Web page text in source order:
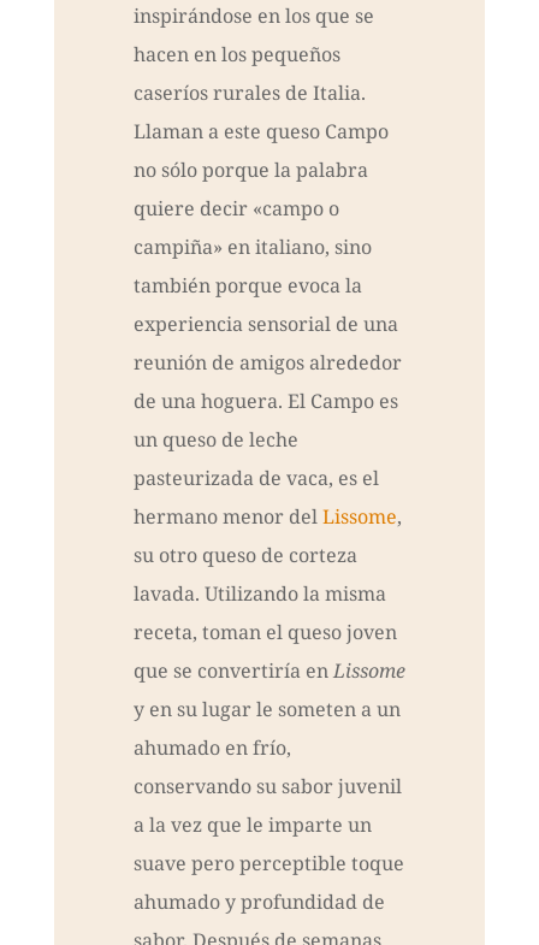
inspirándose en los que se
hacen en los pequeños
caseríos rurales de Italia.
Llaman a este queso Campo
no sólo porque la palabra
quiere decir «campo o
campiña» en italiano, sino
también porque evoca la
experiencia sensorial de una
reunión de amigos alrededor
de una hoguera. El Campo es
un queso de leche
pasteurizada de vaca, es el
hermano menor delLissome,
su otro queso de corteza
lavada. Utilizando la misma
receta, toman el queso joven
que se convertiría enLissome
y en su lugar le someten a un
ahumado en frío,
conservando su sabor juvenil
a la vez que le imparte un
suave pero perceptible toque
ahumado y profundidad de